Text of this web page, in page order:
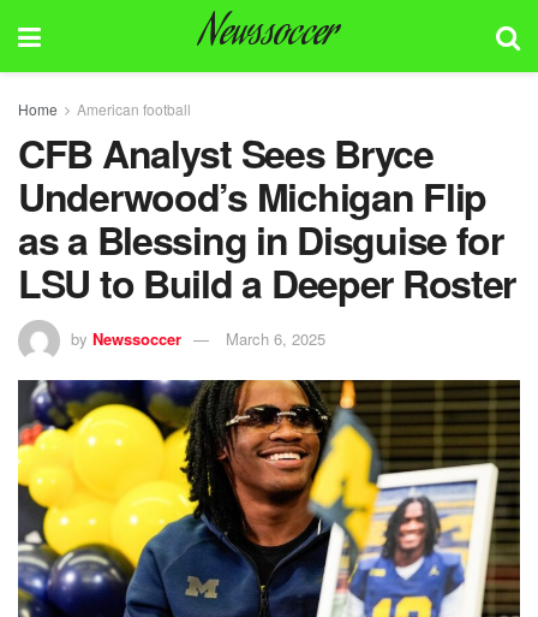
Newssoccer
Home American football
CFB Analyst Sees Bryce
Underwood’s Michigan Flip
as a Blessing in Disguise for
LSU to Build a Deeper Roster
by Newssoccer March 6, 2025